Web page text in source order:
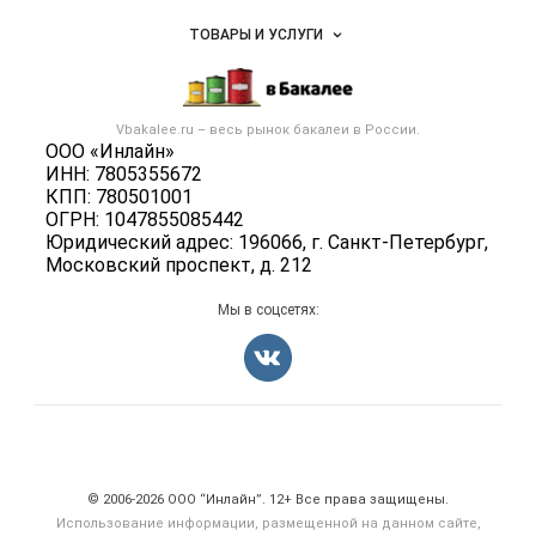
Vbakalee.ru – весь рынок бакалеи в России.
ООО «Инлайн»
ИНН: 7805355672
КПП: 780501001
ОГРН: 1047855085442
Юридический адрес: 196066, г. Санкт-Петербург,
Московский проспект, д. 212
Размещение рекламы
Публичная оферта
Контактная информация
Политика обработки персональных данных
Объявления
Новости рынка
ТОВАРЫ И УСЛУГИ
Бакалейные товары
Услуги
Добавить объявление
Мы в соцсетях:
© 2006‑2026 ООО “Инлайн”. 12+ Все права защищены.
Использование информации, размещенной на данном сайте,